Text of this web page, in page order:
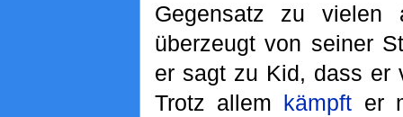
Gegensatz zu vielen
überzeugt von seiner
er sagt zu Kid, dass er
Trotz allem kämpft er